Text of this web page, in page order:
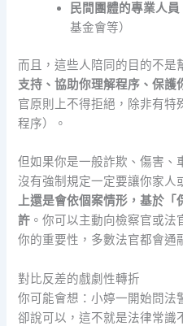
民間團體的專業人員
基金會等）
而且，這些人陪同的目的不是
支持、協助你理解程序、保護
官原則上不得拒絕，除非有特
程序）。
但如果你是一般詐欺、傷害、
沒有強制規定一定要讓你家人
上還是會依個案情形，基於「
許 。你可以主動向檢察官或
你的重要性，多數法官都會通
對比反差的戲劇性轉折
你可能會想：小婷一開始問法
卻說可以，這不就是法律常識